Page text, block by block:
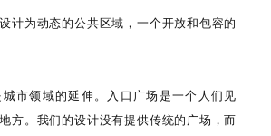
计为动态的公共区域，一个开放和包容的
市领域的延伸。入口广场是一个人们见
方。我们的设计没有提供传统的广场，而